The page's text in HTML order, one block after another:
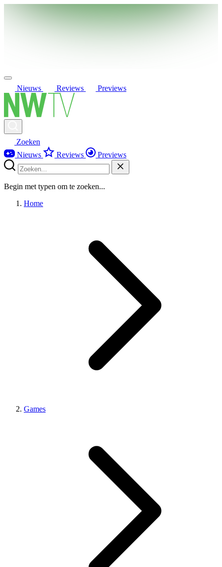
Nieuws Reviews Previews
Zoeken
Nieuws
Reviews Previews
Begin met typen om te zoeken...
Home
Games